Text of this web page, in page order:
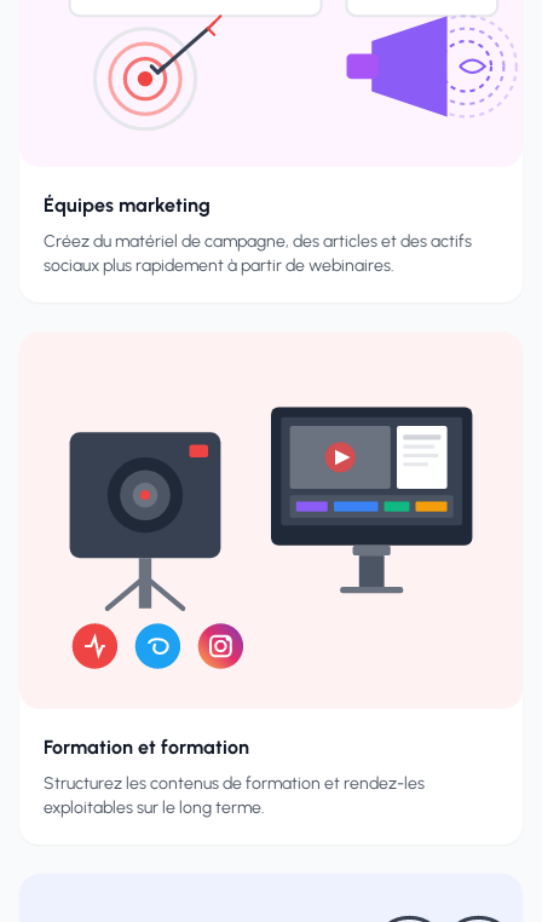
Équipes marketing
Créez du matériel de campagne, des articles et des actifs
sociaux plus rapidement à partir de webinaires.
Formation et formation
Structurez les contenus de formation et rendez-les
exploitables sur le long terme.